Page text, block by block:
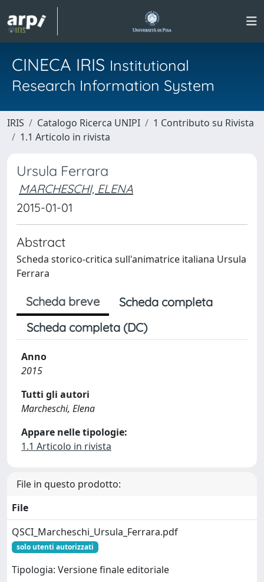
CINECA IRIS Institutional
Research Information System
IRIS Catalogo Ricerca UNIPI
1 Contributo su Rivista
1.1 Articolo in rivista
Ursula Ferrara
MARCHESCHI, ELENA
2015-01-01
Abstract
Scheda storico-critica sull'animatrice italiana Ursula
Ferrara
Scheda breve
Scheda completa
Scheda completa (DC)
Anno
2015
Tutti gli autori
Marcheschi, Elena
Appare nelle tipologie:
1.1 Articolo in rivista
File in questo prodotto:
File
QSCI_Marcheschi_Ursula_Ferrara.pdf
solo utenti autorizzati
Tipologia: Versione finale editoriale